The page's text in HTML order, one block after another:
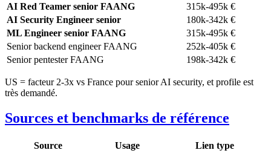
AI Red Teamer senior FAANG
315k-495k €
AI Security Engineer senior
180k-342k €
ML Engineer senior FAANG
315k-495k €
Senior backend engineer FAANG
252k-405k €
Senior pentester FAANG
198k-342k €
US = facteur 2-3x vs France pour senior AI security, et profile est
très demandé.
Sources et benchmarks de référence
Source Usage
Lien type